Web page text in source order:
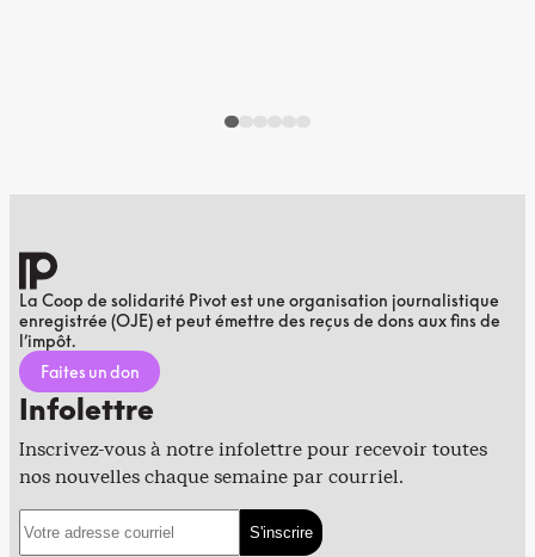
La Coop de solidarité Pivot est une organisation journalistique
enregistrée (OJE) et peut émettre des reçus de dons aux fins de
l’impôt.
Faites un don
Infolettre
Inscrivez-vous à notre infolettre pour recevoir toutes
nos nouvelles chaque semaine par courriel.